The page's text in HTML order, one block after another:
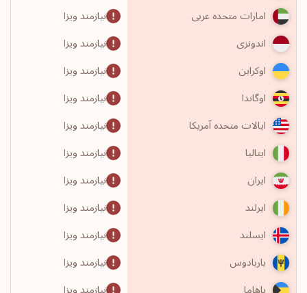
امارات متحده عربی
نیازمند ویزا
اندونزی
نیازمند ویزا
اوکراین
نیازمند ویزا
اوگاندا
نیازمند ویزا
ایالات متحده آمریکا
نیازمند ویزا
ایتالیا
نیازمند ویزا
ایران
نیازمند ویزا
ایرلند
نیازمند ویزا
ایسلند
نیازمند ویزا
باربادوس
نیازمند ویزا